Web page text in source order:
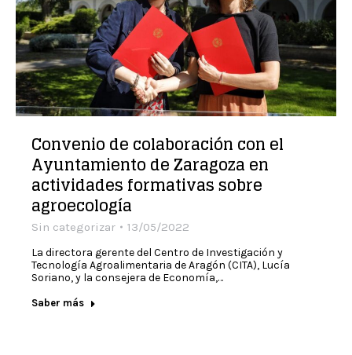
Convenio de colaboración con el
Ayuntamiento de Zaragoza en
actividades formativas sobre
agroecología
Sin categorizar 13/05/2022
La directora gerente del Centro de Investigación y
Tecnología Agroalimentaria de Aragón (CITA), Lucía
Soriano, y la consejera de Economía,…
Saber más